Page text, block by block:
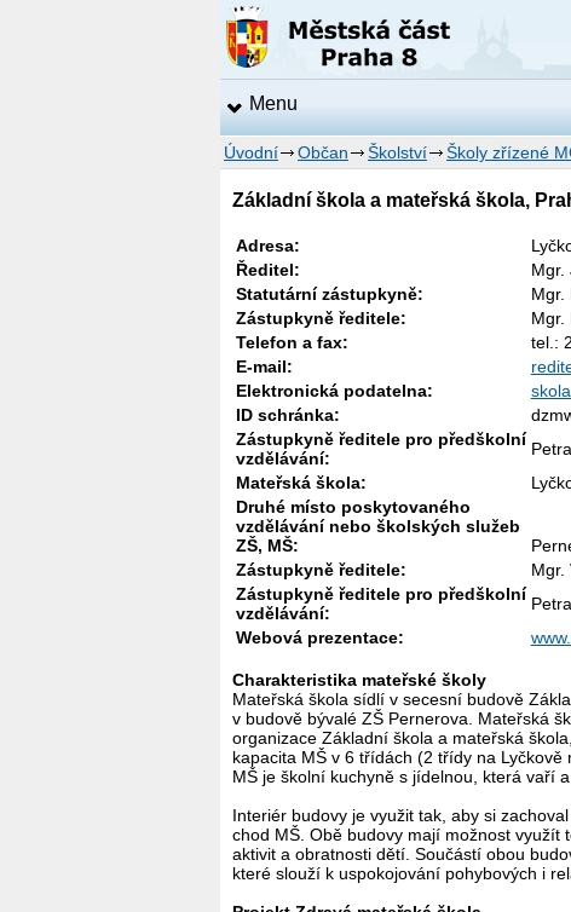
Menu
Úvodní Občan Školství Školy zřízené
Základní škola a mateřská škola,
Adresa:
Ředitel:
Mgr.
Statutární zástupkyně:
Mgr.
Zástupkyně ředitele:
Mgr.
Telefon a fax:
tel.:
E-mail:
Elektronická podatelna:
ID schránka:
Zástupkyně ředitele pro předškolní
vzdělávání:
Mateřská škola:
Druhé místo poskytovaného
vzdělávání nebo školských služeb
ZŠ, MŠ:
Zástupkyně ředitele:
Mgr.
Zástupkyně ředitele pro předškolní
vzdělávání:
Webová prezentace:
Charakteristika mateřské školy
Mateřská škola sídlí v secesní budově
v budově bývalé ZŠ Pernerova. Mateřská
organizace Základní škola a mateřská
kapacita MŠ v 6 třídách (2 třídy na
MŠ je školní kuchyně s jídelnou, která vaří
Interiér budovy je využit tak, aby si
chod MŠ. Obě budovy mají možnost využít
aktivit a obratnosti dětí. Součástí obou
které slouží k uspokojování pohybových i